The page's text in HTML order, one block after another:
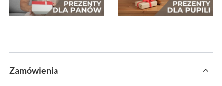
Zamówienia